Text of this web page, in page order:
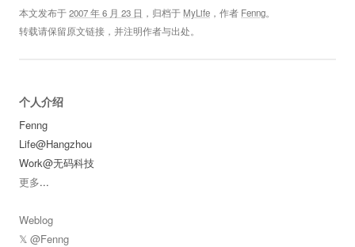
本文发布于2007 年 6 月 23 日 ，归档于 MyLife ，作者 Fenng。
转载请保留原文链接，并注明作者与出处。
个人介绍
Fenng
Life@Hangzhou
Work@无码科技
更多...
Weblog
𝕏 @Fenng